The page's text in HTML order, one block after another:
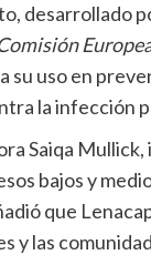
desarrollado
su uso en
la infección
Saiqa
bajos y
que
y las